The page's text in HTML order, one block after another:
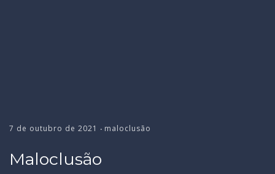
7 de outubro de 2021 • maloclusão
Maloclusão